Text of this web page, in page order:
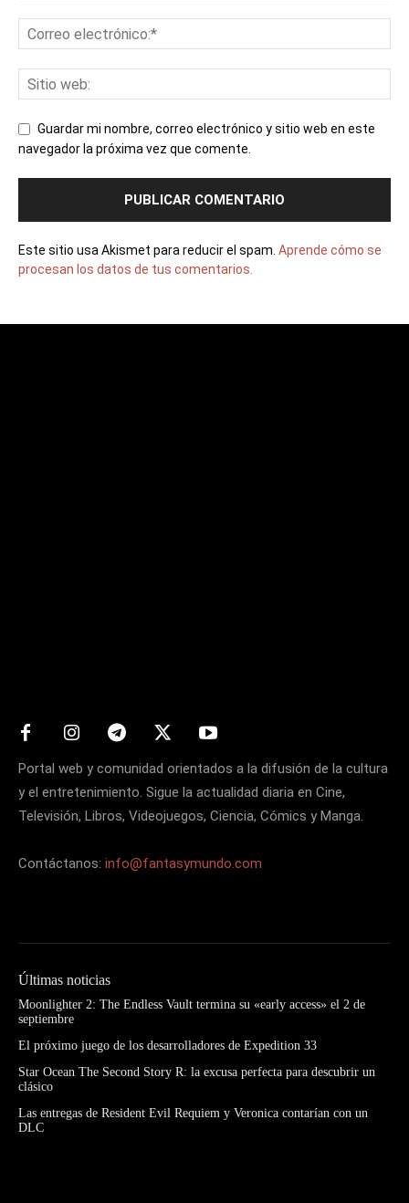
Guardar mi nombre, correo electrónico y sitio web en este
navegador la próxima vez que comente.
Este sitio usa Akismet para reducir el spam. Aprende cómo se
procesan los datos de tus comentarios.
Portal web y comunidad orientados a la difusión de la cultura
y el entretenimiento. Sigue la actualidad diaria en Cine,
Televisión, Libros, Videojuegos, Ciencia, Cómics y Manga.
Contáctanos: info@fantasymundo.com
Últimas noticias
Moonlighter 2: The Endless Vault termina su «early access» el 2 de
septiembre
El próximo juego de los desarrolladores de Expedition 33
Star Ocean The Second Story R: la excusa perfecta para descubrir un
clásico
Las entregas de Resident Evil Requiem y Veronica contarían con un
DLC